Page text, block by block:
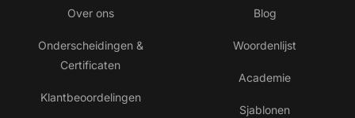
Over ons
Onderscheidingen &
Certificaten
Klantbeoordelingen
Blog
Woordenlijst
Academie
Sjablonen